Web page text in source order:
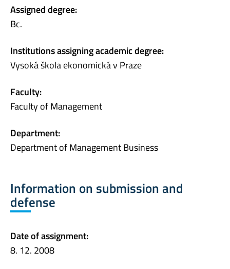
Assigned degree:
Bc.
Institutions assigning academic degree:
Vysoká škola ekonomická v Praze
Faculty:
Faculty of Management
Department:
Department of Management Business
Information on submission and
defense
Date of assignment:
8. 12. 2008